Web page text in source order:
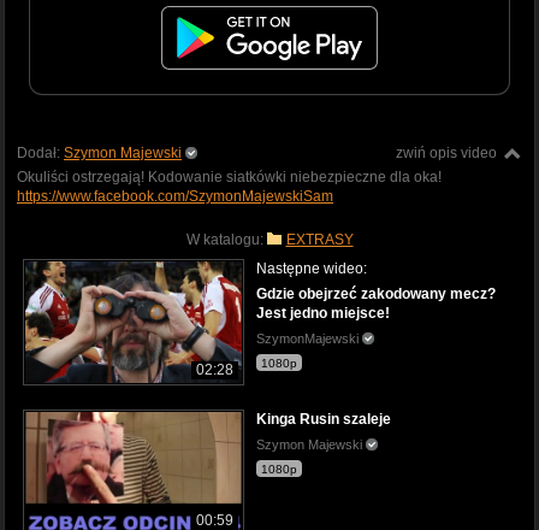
zwiń opis video
Dodał: Szymon Majewski
Okuliści ostrzegają! Kodowanie siatkówki niebezpieczne dla oka!
https://www.facebook.com/SzymonMajewskiSam
W katalogu: EXTRASY
02:28
Następne wideo:
Gdzie obejrzeć zakodowany mecz?
Jest jedno miejsce!
SzymonMajewski
1080p
00:59
Kinga Rusin szaleje
Szymon Majewski
1080p